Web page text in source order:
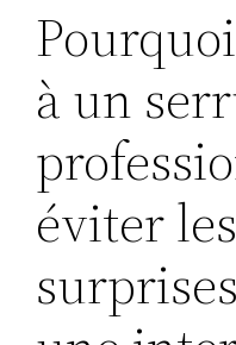
à un
éviter